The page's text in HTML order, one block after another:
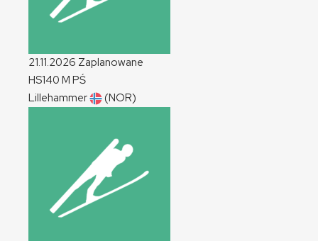
21.11.2026 Zaplanowane
HS140 M PŚ
Lillehammer
(NOR)